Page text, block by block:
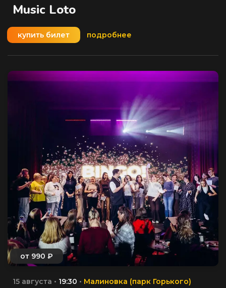
Music Loto
купить билет подробнее
15 августа • 19:30 • Малиновка (парк Горького)